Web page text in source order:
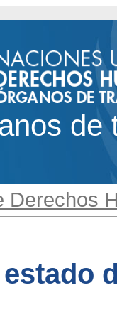
de
Derechos